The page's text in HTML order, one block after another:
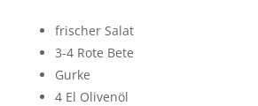
frischer Salat
3-4 Rote Bete
Gurke
4 El Olivenöl